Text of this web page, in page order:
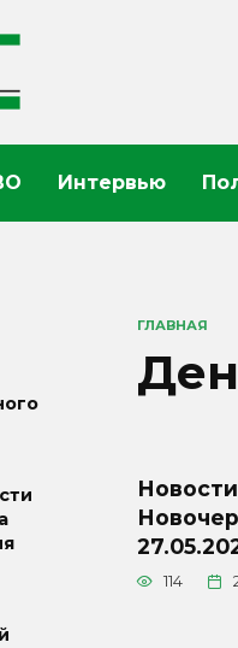
Интервью
ГЛАВНАЯ
114